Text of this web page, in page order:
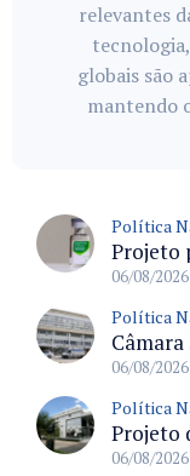
relevantes
globais são
mantendo
Política
06/08/2026
Política
06/08/2026
Política
06/08/2026